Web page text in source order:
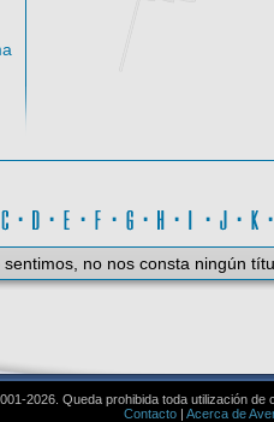
· · · · · · · ·
sentimos, no nos consta ningún
2026. Queda prohibida toda utilización de
Contacto| Acerca de